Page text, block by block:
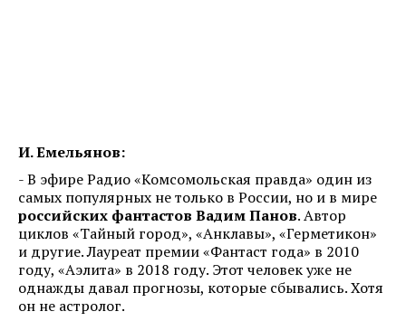
И. Емельянов:
- В эфире Радио «Комсомольская правда» один из
самых популярных не только в России, но и в мире
российских фантастов Вадим Панов. Автор
циклов «Тайный город», «Анклавы», «Герметикон»
и другие. Лауреат премии «Фантаст года» в 2010
году, «Аэлита» в 2018 году. Этот человек уже не
однажды давал прогнозы, которые сбывались. Хотя
он не астролог.